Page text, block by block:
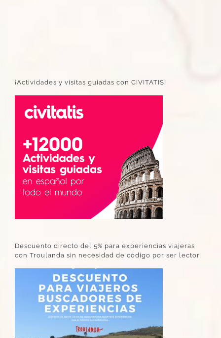
¡Actividades y visitas guiadas con CIVITATIS!
Descuento directo del 5% para experiencias viajeras
con Troulanda sin necesidad de código por ser lector